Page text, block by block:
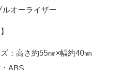
ルオーライザー
：高さ約55㎜×幅約40㎜
ABS